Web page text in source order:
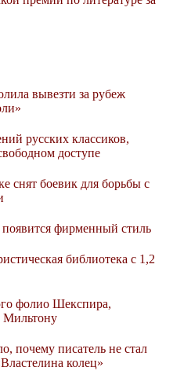
вывезти за рубеж
русских классиков,
доступе
снят боевик для борьбы с
фирменный стиль
библиотека с 1,2
фолио Шекспира,
почему писатель не стал
колец»